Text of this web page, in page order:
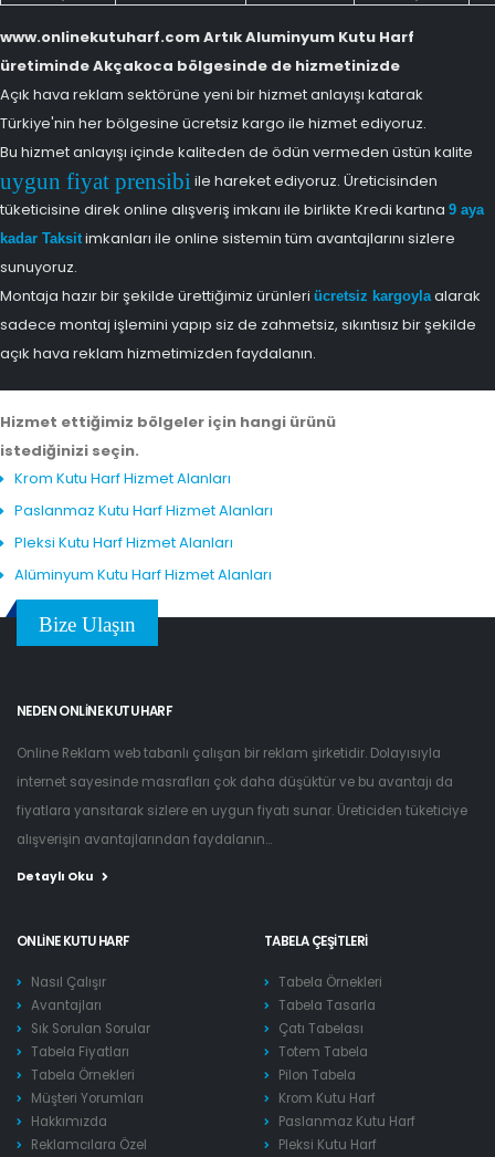
www.onlinekutuharf.com Artık Aluminyum Kutu Harf
üretiminde Akçakoca bölgesinde de hizmetinizde
Açık hava reklam sektörüne yeni bir hizmet anlayışı katarak
Türkiye'nin her bölgesine ücretsiz kargo ile hizmet ediyoruz.
Bu hizmet anlayışı içinde kaliteden de ödün vermeden üstün kalite
uygun fiyat prensibi ile hareket ediyoruz. Üreticisinden
tüketicisine direk online alışveriş imkanı ile birlikte Kredi kartına 9 aya
kadar Taksitimkanları ile online sistemin tüm avantajlarını sizlere
sunuyoruz.
Montaja hazır bir şekilde ürettiğimiz ürünleri ücretsiz kargoylaalarak
sadece montaj işlemini yapıp siz de zahmetsiz, sıkıntısız bir şekilde
açık hava reklam hizmetimizden faydalanın.
Hizmet ettiğimiz bölgeler için hangi ürünü
istediğinizi seçin.
Krom Kutu Harf Hizmet Alanları
Paslanmaz Kutu Harf Hizmet Alanları
Pleksi Kutu Harf Hizmet Alanları
Alüminyum Kutu Harf Hizmet Alanları
Bize Ulaşın
NEDEN ONLINE KUTU HARF
Online Reklam web tabanlı çalışan bir reklam şirketidir. Dolayısıyla
internet sayesinde masrafları çok daha düşüktür ve bu avantajı da
fiyatlara yansıtarak sizlere en uygun fiyatı sunar. Üreticiden tüketiciye
alışverişin avantajlarından faydalanın...
Detaylı Oku
ONLINE KUTU HARF
Nasıl Çalışır
Avantajları
Sık Sorulan Sorular
Tabela Fiyatları
Tabela Örnekleri
Müşteri Yorumları
Hakkımızda
Reklamcılara Özel
TABELA ÇEŞITLERI
Tabela Örnekleri
Tabela Tasarla
Çatı Tabelası
Totem Tabela
Pilon Tabela
Krom Kutu Harf
Paslanmaz Kutu Harf
Pleksi Kutu Harf